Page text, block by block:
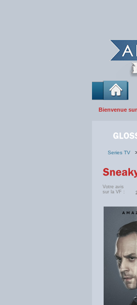
Bienvenue
Series TV
Votre avis
sur la VF :